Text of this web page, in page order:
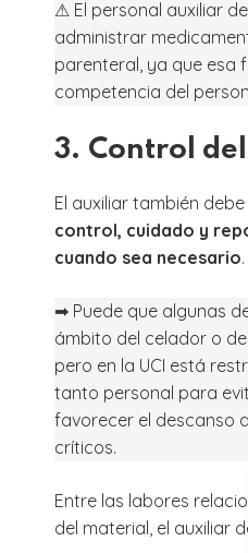
⚠ El personal auxiliar
administrar
parenteral, ya que esa
competencia del
3. Control
El auxiliar también
control, cuidado y
cuando sea necesario.
➡ Puede que algunas
ámbito del celador o
pero en la UCI está
tanto personal para
favorecer el descanso
críticos.
Entre las labores
del material, el auxiliar